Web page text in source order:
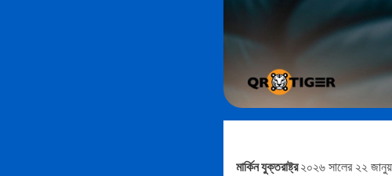
মার্কিন যুক্তরাষ্ট্র২০২৬ সালের ২২